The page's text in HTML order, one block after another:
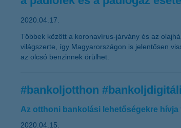
2020.04.17.
Többek között a koronavírus-járvány és az
világszerte, így Magyarországon is jelentősen
az olcsó benzinnek örülhet.
#bankoljotthon
Az otthoni bankolási lehetőségekre
2020.04.15.